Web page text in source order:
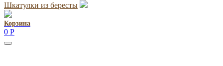
Шкатулки из бересты
Корзина
0 Р